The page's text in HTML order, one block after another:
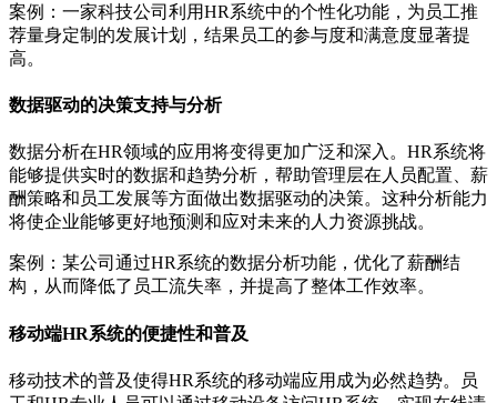
案例：一家科技公司利用HR系统中的个性化功能，为员工推
荐量身定制的发展计划，结果员工的参与度和满意度显著提
高。
数据驱动的决策支持与分析
数据分析在HR领域的应用将变得更加广泛和深入。HR系统将
能够提供实时的数据和趋势分析，帮助管理层在人员配置、薪
酬策略和员工发展等方面做出数据驱动的决策。这种分析能力
将使企业能够更好地预测和应对未来的人力资源挑战。
案例：某公司通过HR系统的数据分析功能，优化了薪酬结
构，从而降低了员工流失率，并提高了整体工作效率。
移动端HR系统的便捷性和普及
移动技术的普及使得HR系统的移动端应用成为必然趋势。员